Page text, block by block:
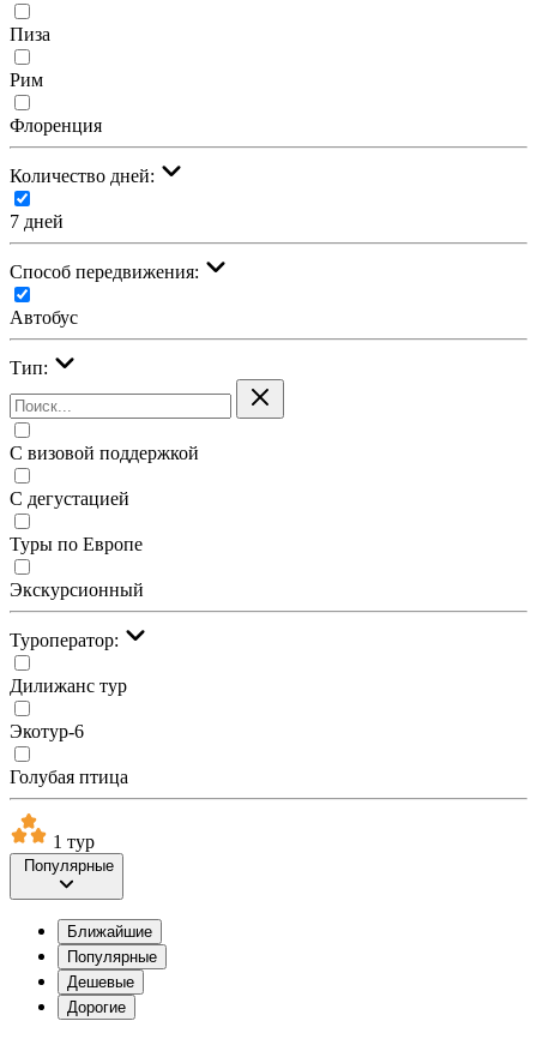
Пиза
Рим
Флоренция
Количество дней:
7 дней
Cпособ передвижения:
Автобус
Тип:
С визовой поддержкой
С дегустацией
Туры по Европе
Экскурсионный
Туроператор:
Дилижанс тур
Экотур-6
Голубая птица
1 тур
Популярные
Ближайшие
Популярные
Дешевые
Дорогие